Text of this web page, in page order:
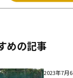
めの記事
2023年7月6